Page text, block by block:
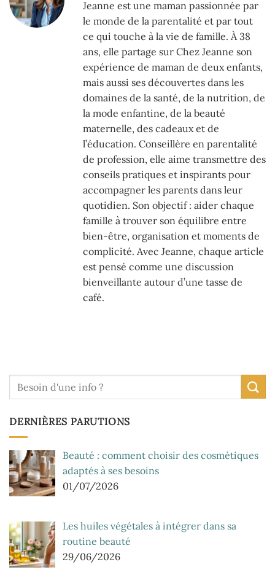
Jeanne est une maman passionnée par
le monde de la parentalité et par tout
ce qui touche à la vie de famille. À 38
ans, elle partage sur Chez Jeanne son
expérience de maman de deux enfants,
mais aussi ses découvertes dans les
domaines de la santé, de la nutrition, de
la mode enfantine, de la beauté
maternelle, des cadeaux et de
l’éducation. Conseillère en parentalité
de profession, elle aime transmettre des
conseils pratiques et inspirants pour
accompagner les parents dans leur
quotidien. Son objectif : aider chaque
famille à trouver son équilibre entre
bien-être, organisation et moments de
complicité. Avec Jeanne, chaque article
est pensé comme une discussion
bienveillante autour d’une tasse de
café.
DERNIÈRES PARUTIONS
Beauté : comment choisir des cosmétiques
adaptés à ses besoins
01/07/2026
Les huiles végétales à intégrer dans sa
routine beauté
29/06/2026